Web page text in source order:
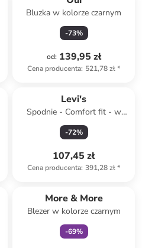
Bluzka w kolorze czarnym
-73%
od: 139,95 zł
Cena producenta: 521,78 zł*
Levi's
Spodnie - Comfort fit - w
kolorze khaki
-72%
107,45 zł
Cena producenta: 391,28 zł*
More & More
Blezer w kolorze czarnym
-69%